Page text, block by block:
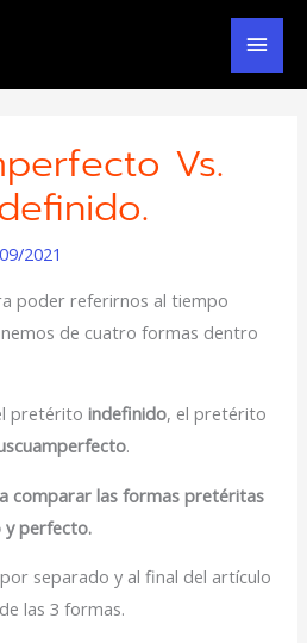
Vs.
2021
poder referirnos al tiempo
de cuatro formas dentro
pretéritoindefinido, el pretérito
.
comparar las formas pretéritas
y perfecto.
separado y al final del artículo
las 3 formas.